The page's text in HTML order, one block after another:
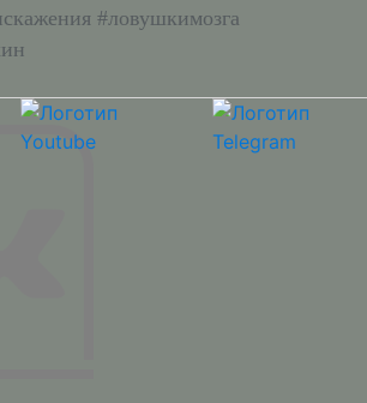
#ловушкимозга